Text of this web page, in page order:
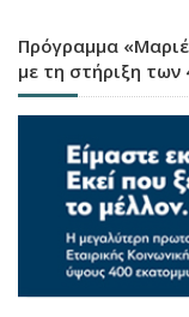
Πρόγραμμα
με τη στήριξη